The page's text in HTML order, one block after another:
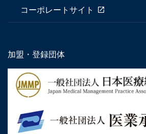
コーポレートサイト
加盟・登録団体